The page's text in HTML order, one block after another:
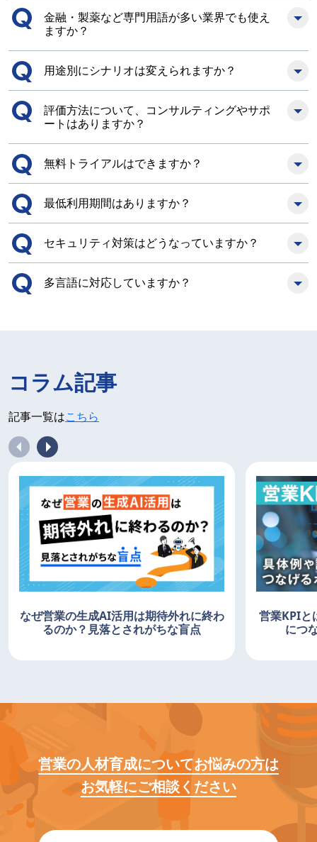
金融・製薬など専門用語が多い業界でも使え
ますか？
用途別にシナリオは変えられますか？
評価方法について、コンサルティングやサポ
ートはありますか？
無料トライアルはできますか？
最低利用期間はありますか？
セキュリティ対策はどうなっていますか？
多言語に対応していますか？
コラム記事
記事一覧はこちら
なぜ営業の生成AI活用は期待外れに終わ
るのか？見落とされがちな盲点
営業KPIと
につ
営業の人材育成についてお悩みの方は
お気軽にご相談ください